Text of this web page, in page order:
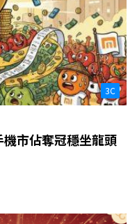
3C
市佔奪冠穩坐龍頭